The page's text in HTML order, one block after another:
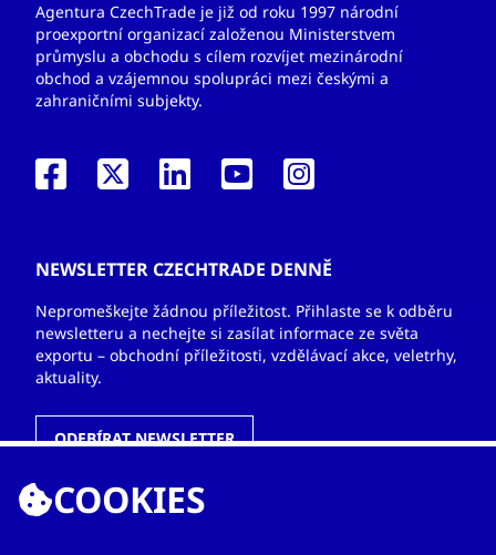
Agentura CzechTrade je již od roku 1997 národní
proexportní organizací založenou Ministerstvem
průmyslu a obchodu s cílem rozvíjet mezinárodní
obchod a vzájemnou spolupráci mezi českými a
zahraničními subjekty.
NEWSLETTER CZECHTRADE DENNĚ
Nepromeškejte žádnou příležitost. Přihlaste se k odběru
newsletteru a nechejte si zasílat informace ze světa
exportu – obchodní příležitosti, vzdělávací akce, veletrhy,
aktuality.
ODEBÍRAT NEWSLETTER
COOKIES